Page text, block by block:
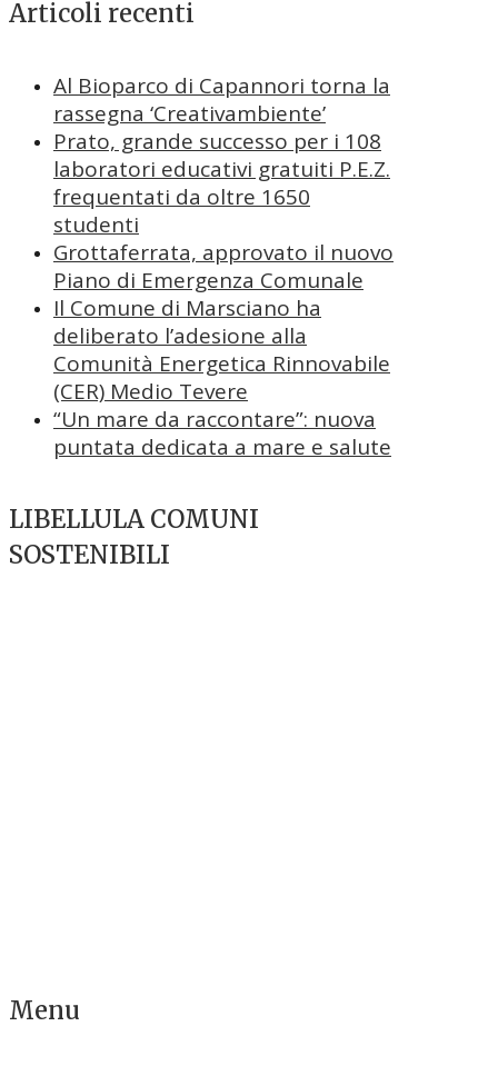
Articoli recenti
Al Bioparco di Capannori torna la
rassegna ‘Creativambiente’
Prato, grande successo per i 108
laboratori educativi gratuiti P.E.Z.
frequentati da oltre 1650
studenti
Grottaferrata, approvato il nuovo
Piano di Emergenza Comunale
Il Comune di Marsciano ha
deliberato l’adesione alla
Comunità Energetica Rinnovabile
(CER) Medio Tevere
“Un mare da raccontare”: nuova
puntata dedicata a mare e salute
LIBELLULA COMUNI
SOSTENIBILI
Menu